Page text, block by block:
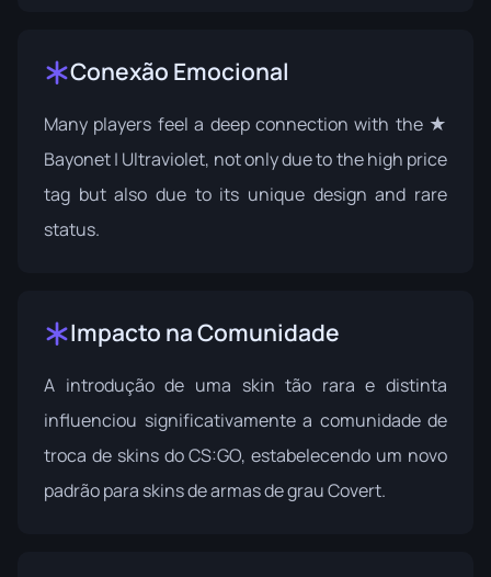
Conexão Emocional
Many players feel a deep connection with the ★
Bayonet | Ultraviolet, not only due to the high price
tag but also due to its unique design and rare
status.
Impacto na Comunidade
A introdução de uma skin tão rara e distinta
influenciou significativamente a comunidade de
troca de skins do CS:GO, estabelecendo um novo
padrão para skins de armas de grau Covert.